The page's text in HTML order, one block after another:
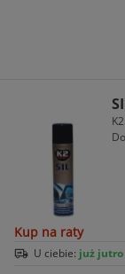
Kup na raty
U ciebie: już jutro